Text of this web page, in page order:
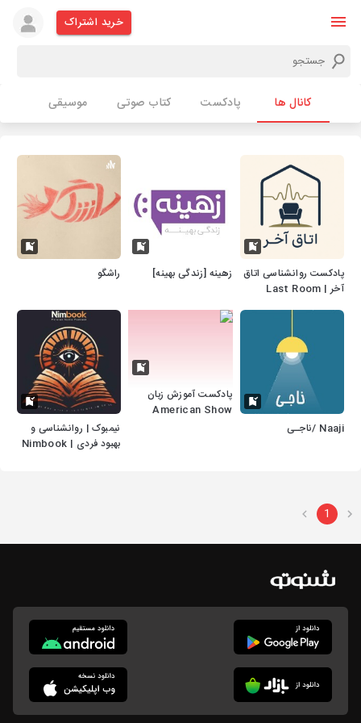
خرید اشتراک
کانال ها پادکست کتاب صوتی موسیقی
پادکست روانشناسی اتاق
آخر | Last Room
زهینه [زندگی بهینه] راشگو
Naaji /ناجـی
پادکست آموزش زبان
American Show
نیمبوک | روانشناسی و
بهبود فردی | Nimbook
1